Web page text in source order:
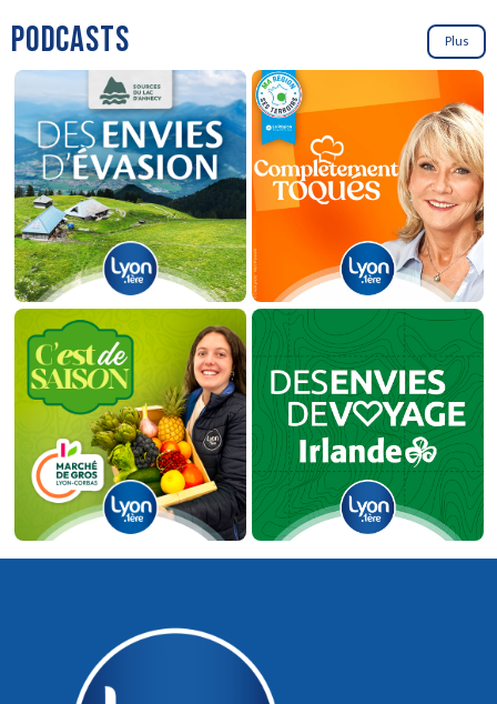
PODCASTS Plus